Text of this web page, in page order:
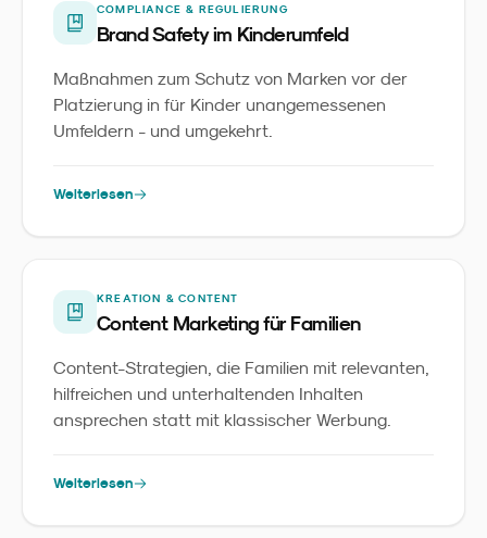
COMPLIANCE & REGULIERUNG
Brand Safety im Kinderumfeld
Maßnahmen zum Schutz von Marken vor der
Platzierung in für Kinder unangemessenen
Umfeldern - und umgekehrt.
Weiterlesen
KREATION & CONTENT
Content Marketing für Familien
Content-Strategien, die Familien mit relevanten,
hilfreichen und unterhaltenden Inhalten
ansprechen statt mit klassischer Werbung.
Weiterlesen